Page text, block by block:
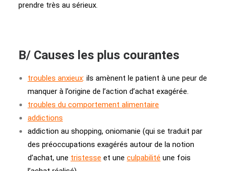
prendre très au sérieux.
B/ Causes les plus courantes
troubles anxieux: ils amènent le patient à une peur de
manquer à l’origine de l’action d’achat exagérée.
troubles du comportement alimentaire
addictions
addiction au shopping, oniomanie (qui se traduit par
des préoccupations exagérés autour de la notion
d’achat, une tristesse et une culpabilité une fois